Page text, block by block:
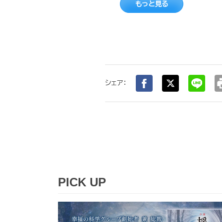
もっと見る
シェア：
PICK UP